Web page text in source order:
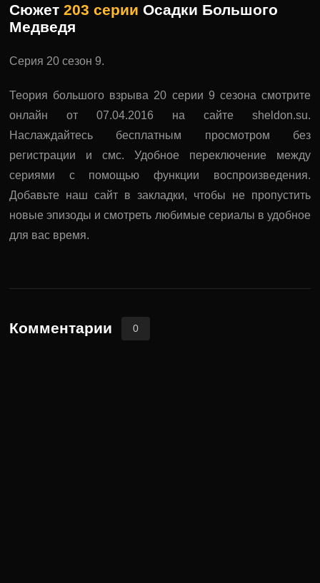
Сюжет 203 серии Осадки Большого
Медведя
Серия 20 сезон 9.
Теория большого взрыва 20 серии 9 сезона смотрите
онлайн от 07.04.2016 на сайте sheldon.su.
Наслаждайтесь бесплатным просмотром без
регистрации и смс. Удобное переключение между
сериями с помощью функции воспроизведения.
Добавьте наш сайт в закладки, чтобы не пропустить
новые эпизоды и смотреть любимые сериалы в удобное
для вас время.
Комментарии 0